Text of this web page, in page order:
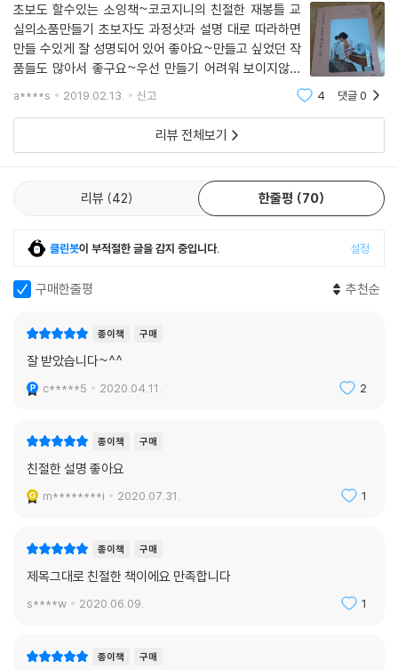
초보도 할수있는 소잉책~코코지니의 친절한 재봉틀 교
실의소품만들기 초보자도 과정샷과 설명 대로 따라하면
만들 수있게 잘 성명되어 있어 좋아요~만들고 싶었던 작
품들도 많아서 좋구요~우선 만들기 어려워 보이지않는
티매트부터만들어 봤어요패턴도 있고 상세 사이즈도 있
싱도 깨우고티매트도 만들고 ~ ~시간날때 조금씩 만들
a****s 2019.02.13. 신고 4 댓글0
리뷰 전체보기
리뷰 42 한줄평 70
클린봇이 부적절한 글을 감지 중입니다. 설정
구매한줄평 추천순
종이책 구매
잘 받았습니다~^^
c*****5 2020.04.11. 2
종이책 구매
친절한 설명 좋아요
m********i 2020.07.31. 1
종이책 구매
제목그대로 친절한 책이에요 만족합니다
s****w 2020.06.09. 1
종이책 구매